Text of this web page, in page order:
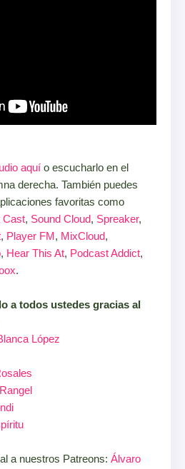
aquí o escucharlo en el
derecha. También puedes
favoritas como
Cast, Sound Cloud, Spreaker,
, Player FM, MixCloud,
, Hear This At, Podcast Addict,
.
a todos ustedes gracias al
López
a nuestros Patreons: Álvaro